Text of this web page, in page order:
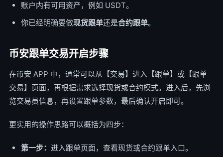
账户内有可用资产，例如 USDT。
你已经明确要做现货跟单还是合约跟单。
币安跟单交易开启步骤
在币安 APP 中，通常可以从【交易】进入【跟单】或【跟单
交易】页面，再根据需求选择现货或合约模式。进入后，先浏
览交易员信息，再设置跟单参数，最后确认开启即可。
更实用的操作思路可以概括为四步：
第一步： 进入跟单页面，查看现货或合约跟单入口。